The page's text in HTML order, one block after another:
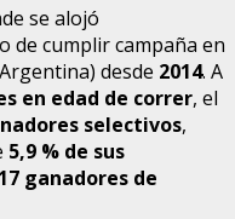
se alojó
de cumplir campaña en
desde 2014. A
en edad de correr, el
selectivos,
5,9 % de sus
17 ganadores de